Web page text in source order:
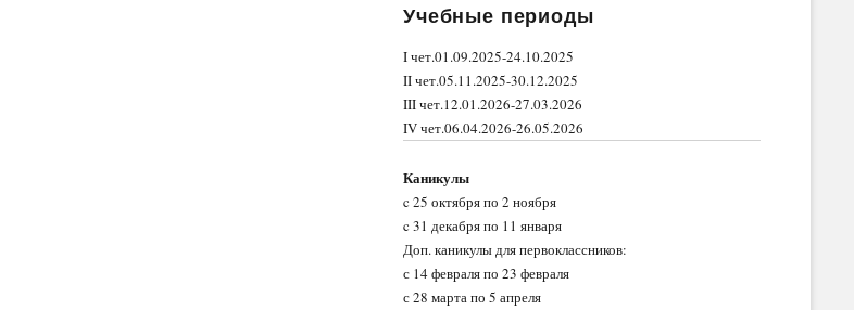
Учебные периоды
I чет.01.09.2025-24.10.2025
II чет.05.11.2025-30.12.2025
III чет.12.01.2026-27.03.2026
IV чет.06.04.2026-26.05.2026
Каникулы
c 25 октября по 2 ноября
c 31 декабря по 11 января
Доп. каникулы для первоклассников:
с 14 февраля по 23 февраля
с 28 марта по 5 апреля